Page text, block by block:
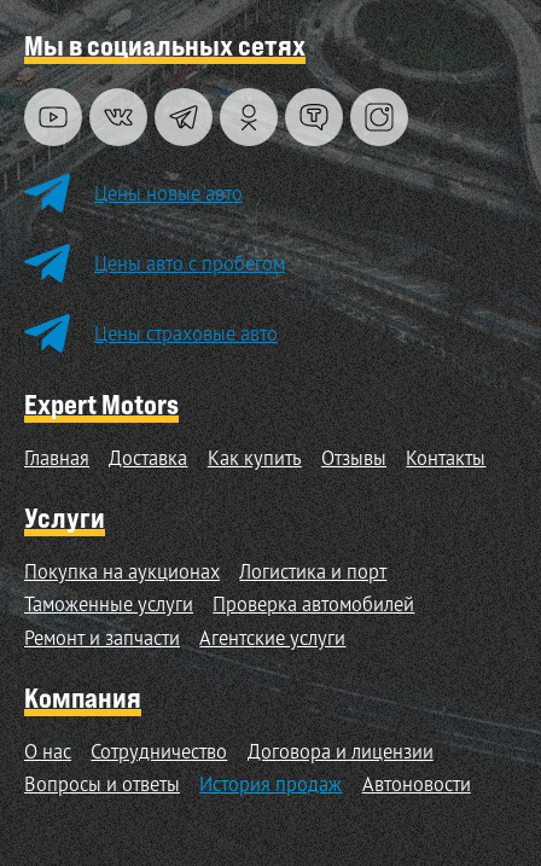
Мы в социальных сетях
Цены новые авто
Цены авто с пробегом
Цены страховые авто
Expert Motors
Главная Доставка Как купить Отзывы Контакты
Услуги
Покупка на аукционах
Логистика и порт
Таможенные услуги
Проверка автомобилей
Ремонт и запчасти
Агентские услуги
Компания
О нас Сотрудничество
Договора и лицензии
Вопросы и ответы
История продаж Автоновости